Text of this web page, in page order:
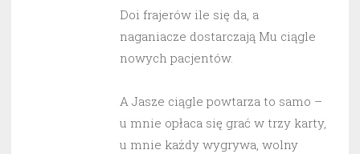
Doi frajerów ile się da, a
naganiacze dostarczają Mu ciągle
nowych pacjentów.
A Jasze ciągle powtarza to samo –
u mnie opłaca się grać w trzy karty,
u mnie każdy wygrywa, wolny